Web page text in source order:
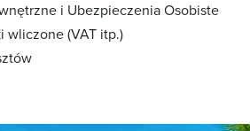
i Ubezpieczenia Osobiste
wliczone (VAT itp.)